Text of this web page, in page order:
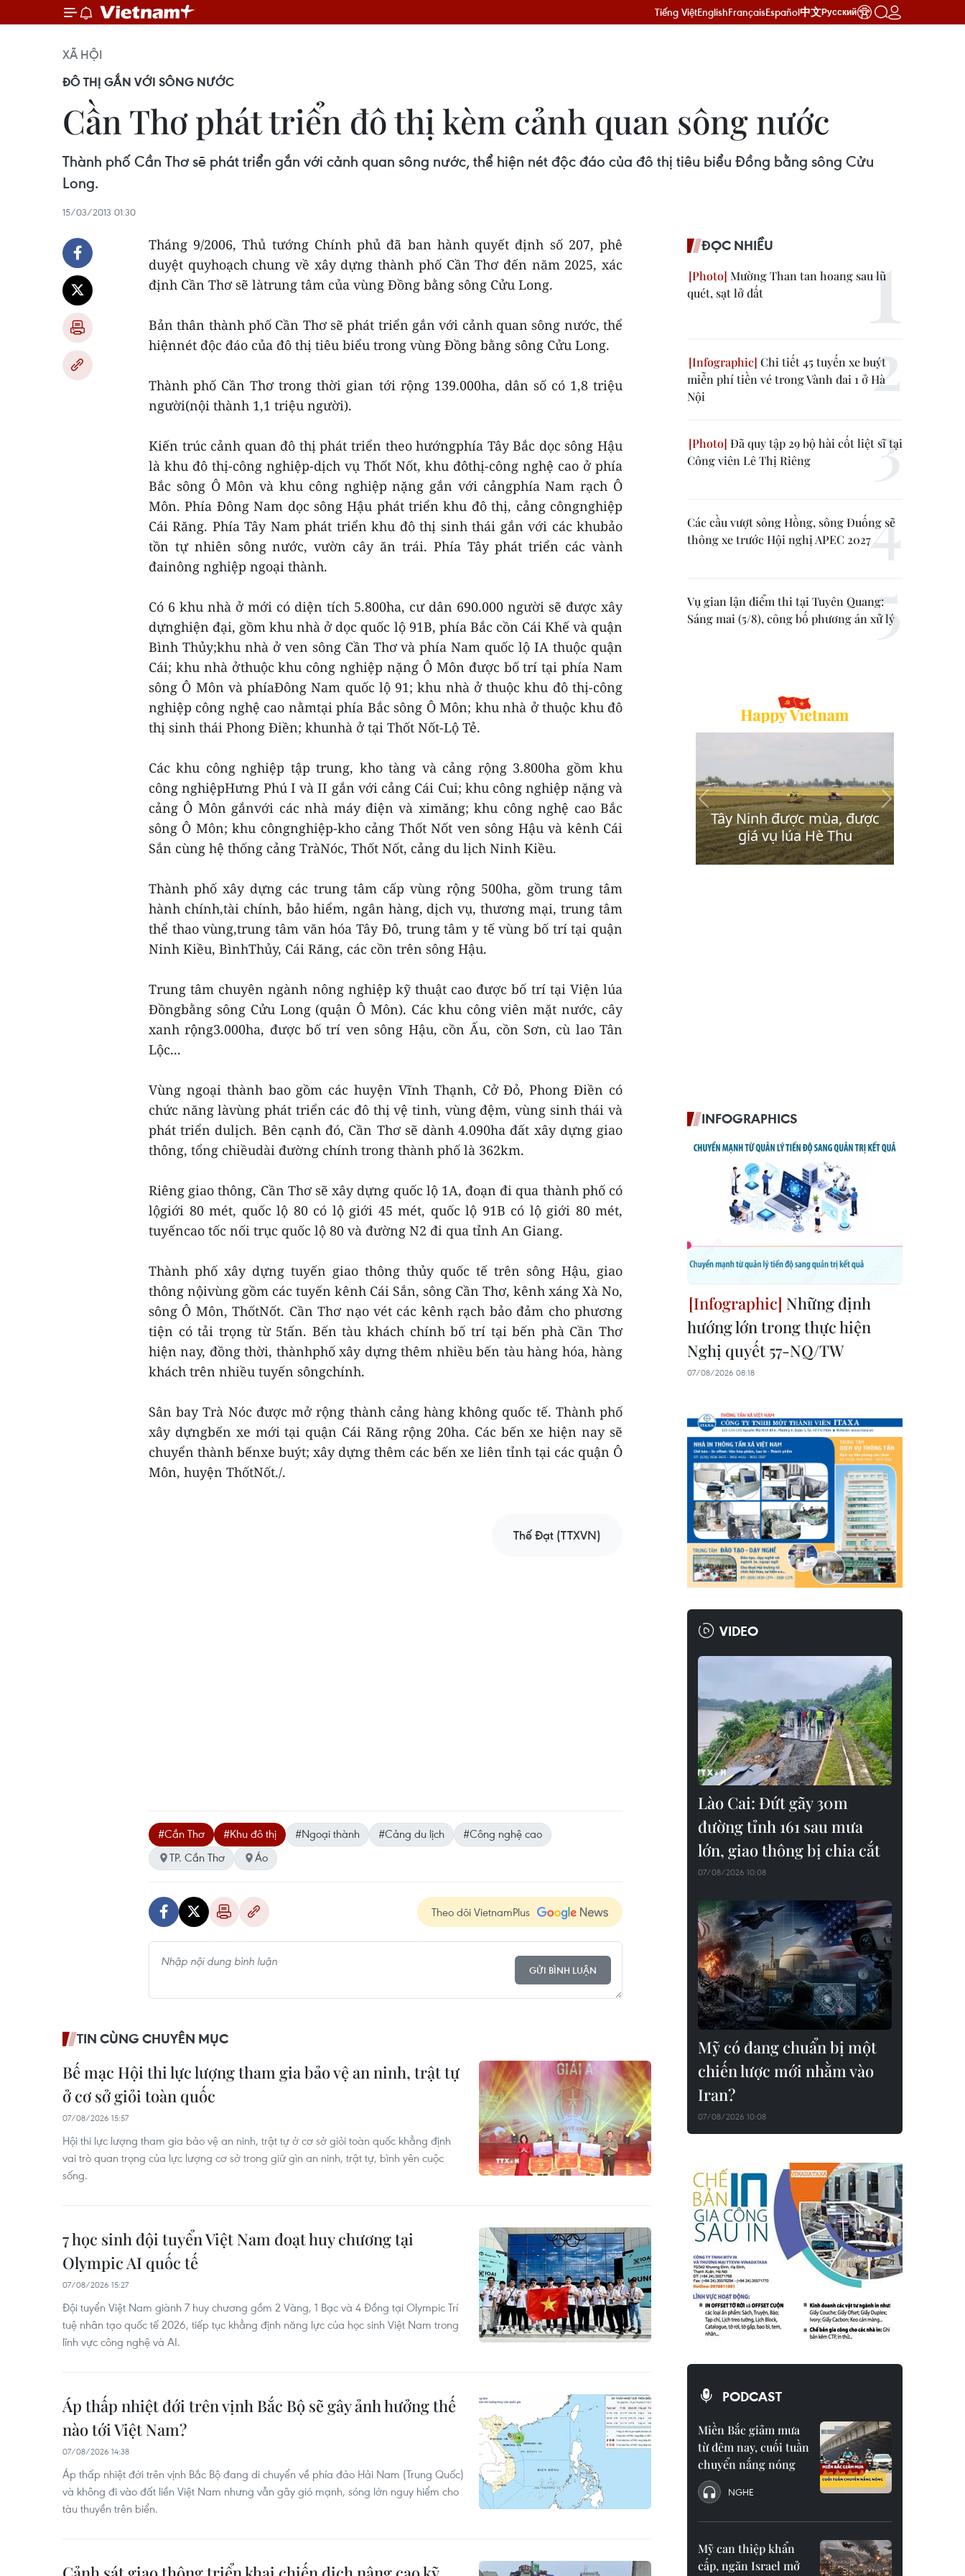
Tiếng ViệtEnglishFrançaisEspañol中文Русский
XÃ HỘI
ĐÔ THỊ GẮN VỚI SÔNG NƯỚC
Cần Thơ phát triển đô thị kèm cảnh quan sông nước
Thành phố Cần Thơ sẽ phát triển gắn với cảnh quan sông nước, thể hiện nét độc đáo của đô thị tiêu biểu Đồng bằng sông Cửu
Long.
15/03/2013 01:30
Tháng 9/2006, Thủ tướng Chính phủ đã ban hành quyết định số 207, phê
duyệt quyhoạch chung về xây dựng thành phố Cần Thơ đến năm 2025, xác
định Cần Thơ sẽ làtrung tâm của vùng Đồng bằng sông Cửu Long.
Bản thân thành phố Cần Thơ sẽ phát triển gắn với cảnh quan sông nước, thể
hiệnnét độc đáo của đô thị tiêu biểu trong vùng Đồng bằng sông Cửu Long.
Thành phố Cần Thơ trong thời gian tới rộng 139.000ha, dân số có 1,8 triệu
người(nội thành 1,1 triệu người).
Kiến trúc cảnh quan đô thị phát triển theo hướngphía Tây Bắc dọc sông Hậu
là khu đô thị-công nghiệp-dịch vụ Thốt Nốt, khu đôthị-công nghệ cao ở phía
Bắc sông Ô Môn và khu công nghiệp nặng gắn với cảngphía Nam rạch Ô
Môn. Phía Đông Nam dọc sông Hậu phát triển khu đô thị, cảng côngnghiệp
Cái Răng. Phía Tây Nam phát triển khu đô thị sinh thái gắn với các khubảo
tồn tự nhiên sông nước, vườn cây ăn trái. Phía Tây phát triển các vành
đainông nghiệp ngoại thành.
Có 6 khu nhà ở mới có diện tích 5.800ha, cư dân 690.000 người sẽ được xây
dựnghiện đại, gồm khu nhà ở dọc quốc lộ 91B, phía Bắc cồn Cái Khế và quận
Bình Thủy;khu nhà ở ven sông Cần Thơ và phía Nam quốc lộ IA thuộc quận
Cái; khu nhà ởthuộc khu công nghiệp nặng Ô Môn được bố trí tại phía Nam
sông Ô Môn và phíaĐông Nam quốc lộ 91; khu nhà ở thuộc khu đô thị-công
nghiệp công nghệ cao nằmtại phía Bắc sông Ô Môn; khu nhà ở thuộc khu đô
thị sinh thái Phong Điền; khunhà ở tại Thốt Nốt-Lộ Tẻ.
Các khu công nghiệp tập trung, kho tàng và cảng rộng 3.800ha gồm khu
công nghiệpHưng Phú I và II gắn với cảng Cái Cui; khu công nghiệp nặng và
cảng Ô Môn gắnvới các nhà máy điện và ximăng; khu công nghệ cao Bắc
sông Ô Môn; khu côngnghiệp-kho cảng Thốt Nốt ven sông Hậu và kênh Cái
Sắn cùng hệ thống cảng TràNóc, Thốt Nốt, cảng du lịch Ninh Kiều.
Thành phố xây dựng các trung tâm cấp vùng rộng 500ha, gồm trung tâm
hành chính,tài chính, bảo hiểm, ngân hàng, dịch vụ, thương mại, trung tâm
thể thao vùng,trung tâm văn hóa Tây Đô, trung tâm y tế vùng bố trí tại quận
Ninh Kiều, BìnhThủy, Cái Răng, các cồn trên sông Hậu.
Trung tâm chuyên ngành nông nghiệp kỹ thuật cao được bố trí tại Viện lúa
Đồngbằng sông Cửu Long (quận Ô Môn). Các khu công viên mặt nước, cây
xanh rộng3.000ha, được bố trí ven sông Hậu, cồn Ấu, cồn Sơn, cù lao Tân
Lộc...
Vùng ngoại thành bao gồm các huyện Vĩnh Thạnh, Cở Đỏ, Phong Điền có
chức năng làvùng phát triển các đô thị vệ tinh, vùng đệm, vùng sinh thái và
phát triển dulịch. Bên cạnh đó, Cần Thơ sẽ dành 4.090ha đất xây dựng giao
thông, tổng chiềudài đường chính trong thành phố là 362km.
Riêng giao thông, Cần Thơ sẽ xây dựng quốc lộ 1A, đoạn đi qua thành phố có
lộgiới 80 mét, quốc lộ 80 có lộ giới 45 mét, quốc lộ 91B có lộ giới 80 mét,
tuyếncao tốc nối trục quốc lộ 80 và đường N2 đi qua tỉnh An Giang.
Thành phố xây dựng tuyến giao thông thủy quốc tế trên sông Hậu, giao
thông nộivùng gồm các tuyến kênh Cái Sắn, sông Cần Thơ, kênh xáng Xà No,
sông Ô Môn, ThốtNốt. Cần Thơ nạo vét các kênh rạch bảo đảm cho phương
tiện có tải trọng từ 5tấn. Bến tàu khách chính bố trí tại bến phà Cần Thơ
hiện nay, đồng thời, thànhphố xây dựng thêm nhiều bến tàu hàng hóa, hàng
khách trên nhiều tuyến sôngchính.
Sân bay Trà Nóc được mở rộng thành cảng hàng không quốc tế. Thành phố
xây dựngbến xe mới tại quận Cái Răng rộng 20ha. Các bến xe hiện nay sẽ
chuyển thành bếnxe buýt; xây dựng thêm các bến xe liên tỉnh tại các quận Ô
Môn, huyện ThốtNốt./.
Thế Đạt (TTXVN)
#Cần Thơ #Khu đô thị #Ngoại thành #Cảng du lịch
#Công nghệ cao
TP. Cần Thơ
Áo
Theo dõi VietnamPlus
GỬI BÌNH LUẬN
TIN CÙNG CHUYÊN MỤC
Bế mạc Hội thi lực lượng tham gia bảo vệ an ninh, trật tự
ở cơ sở giỏi toàn quốc
07/08/2026 15:57
Hội thi lực lượng tham gia bảo vệ an ninh, trật tự ở cơ sở giỏi toàn quốc khẳng định
vai trò quan trọng của lực lượng cơ sở trong giữ gìn an ninh, trật tự, bình yên cuộc
sống.
7 học sinh đội tuyển Việt Nam đoạt huy chương tại
Olympic AI quốc tế
07/08/2026 15:27
Đội tuyển Việt Nam giành 7 huy chương gồm 2 Vàng, 1 Bạc và 4 Đồng tại Olympic Trí
tuệ nhân tạo quốc tế 2026, tiếp tục khẳng định năng lực của học sinh Việt Nam trong
lĩnh vực công nghệ và AI.
Áp thấp nhiệt đới trên vịnh Bắc Bộ sẽ gây ảnh hưởng thế
nào tới Việt Nam?
07/08/2026 14:38
Áp thấp nhiệt đới trên vịnh Bắc Bộ đang di chuyển về phía đảo Hải Nam (Trung Quốc)
và không đi vào đất liền Việt Nam nhưng vẫn gây gió mạnh, sóng lớn nguy hiểm cho
tàu thuyền trên biển.
ĐỌC NHIỀU
Mường Than tan hoang sau lũ
quét, sạt lở đất
Chi tiết 45 tuyến xe buýt
miễn phí tiền vé trong Vành đai 1 ở Hà
Nội
Đã quy tập 29 bộ hài cốt liệt sĩ tại
Công viên Lê Thị Riêng
Các cầu vượt sông Hồng, sông Đuống sẽ
thông xe trước Hội nghị APEC 2027
Vụ gian lận điểm thi tại Tuyên Quang:
Sáng mai (5/8), công bố phương án xử lý
INFOGRAPHICS
Những định
hướng lớn trong thực hiện
Nghị quyết 57-NQ/TW
07/08/2026 08:18
VIDEO
Lào Cai: Đứt gãy 30m
đường tỉnh 161 sau mưa
lớn, giao thông bị chia cắt
07/08/2026 10:08
Mỹ có đang chuẩn bị một
chiến lược mới nhằm vào
Iran?
07/08/2026 10:08
PODCAST
Miền Bắc giảm mưa
từ đêm nay, cuối tuần
chuyển nắng nóng
NGHE
Mỹ can thiệp khẩn
cấp, ngăn Israel mở